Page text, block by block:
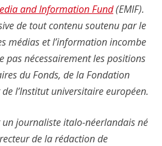
and Information Fund(EMIF).
de tout contenu soutenu par le
médias et l’information incombe
pas nécessairement les positions
du Fonds, de la Fondation
l’Institut universitaire européen.
un journaliste italo-néerlandais né
de la rédaction de